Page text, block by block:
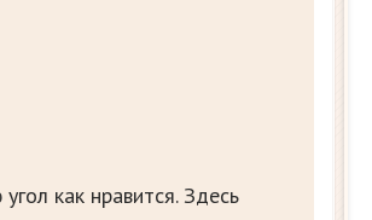
как нравится. Здесь